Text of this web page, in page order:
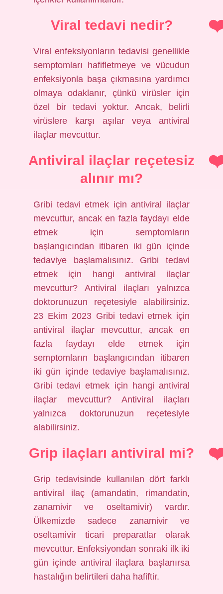
Viral tedavi nedir?
Viral enfeksiyonların tedavisi genellikle
semptomları hafifletmeye ve vücudun
enfeksiyonla başa çıkmasına yardımcı
olmaya odaklanır, çünkü virüsler için
özel bir tedavi yoktur. Ancak, belirli
virüslere karşı aşılar veya antiviral
ilaçlar mevcuttur.
Antiviral ilaçlar reçetesiz
alınır mı?
Gribi tedavi etmek için antiviral ilaçlar
mevcuttur, ancak en fazla faydayı elde
etmek için semptomların
başlangıcından itibaren iki gün içinde
tedaviye başlamalısınız. Gribi tedavi
etmek için hangi antiviral ilaçlar
mevcuttur? Antiviral ilaçları yalnızca
doktorunuzun reçetesiyle alabilirsiniz.
23 Ekim 2023 Gribi tedavi etmek için
antiviral ilaçlar mevcuttur, ancak en
fazla faydayı elde etmek için
semptomların başlangıcından itibaren
iki gün içinde tedaviye başlamalısınız.
Gribi tedavi etmek için hangi antiviral
ilaçlar mevcuttur? Antiviral ilaçları
yalnızca doktorunuzun reçetesiyle
alabilirsiniz.
Grip ilaçları antiviral mi?
Grip tedavisinde kullanılan dört farklı
antiviral ilaç (amandatin, rimandatin,
zanamivir ve oseltamivir) vardır.
Ülkemizde sadece zanamivir ve
oseltamivir ticari preparatlar olarak
mevcuttur. Enfeksiyondan sonraki ilk iki
gün içinde antiviral ilaçlara başlanırsa
hastalığın belirtileri daha hafiftir.